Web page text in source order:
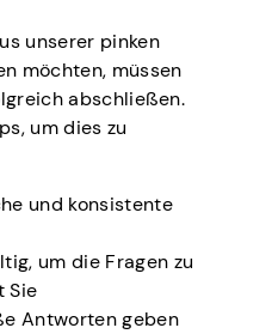
unserer pinken
möchten, müssen
abschließen.
um dies zu
und konsistente
um die Fragen zu
Sie
Antworten geben